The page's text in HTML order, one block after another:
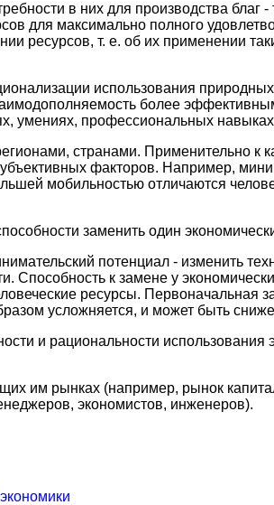
в них для производства благ -
для максимально полного
ресурсов, т. е. об их применении
использования
более
умениях, профессиональных навыках
странами. Применительно к
факторов. Например,
мобильностью отличаются
заменить один
потенциал - изменить
Способность к замене у
ресурсы. Первоначальная
усложняется, и может быть
и рациональности использования
им рынках (например, рынок
экономистов, инженеров).